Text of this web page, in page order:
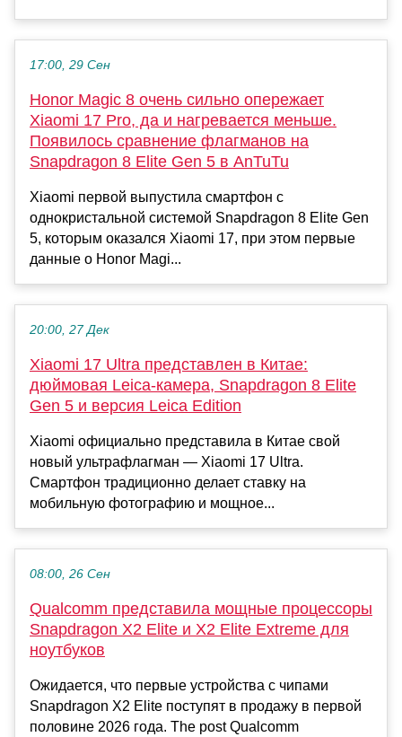
17:00, 29 Сен
Honor Magic 8 очень сильно опережает
Xiaomi 17 Pro, да и нагревается меньше.
Появилось сравнение флагманов на
Snapdragon 8 Elite Gen 5 в AnTuTu
Xiaomi первой выпустила смартфон с
однокристальной системой Snapdragon 8 Elite Gen
5, которым оказался Xiaomi 17, при этом первые
данные о Honor Magi...
20:00, 27 Дек
Xiaomi 17 Ultra представлен в Китае:
дюймовая Leica-камера, Snapdragon 8 Elite
Gen 5 и версия Leica Edition
Xiaomi официально представила в Китае свой
новый ультрафлагман — Xiaomi 17 Ultra.
Смартфон традиционно делает ставку на
мобильную фотографию и мощное...
08:00, 26 Сен
Qualcomm представила мощные процессоры
Snapdragon X2 Elite и X2 Elite Extreme для
ноутбуков
Ожидается, что первые устройства с чипами
Snapdragon X2 Elite поступят в продажу в первой
половине 2026 года. The post Qualcomm